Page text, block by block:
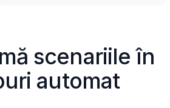
scenariile în
automat